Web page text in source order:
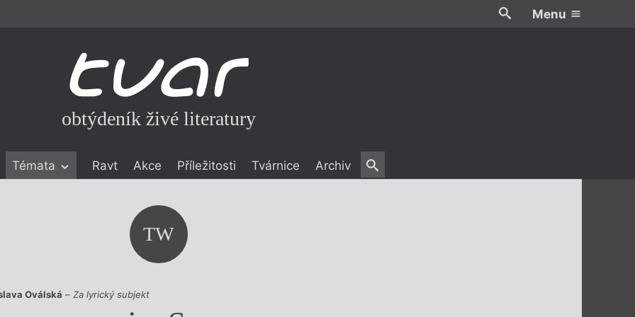
Menu
obtýdeník živé literatury
Témata Ravt Akce Příležitosti Tvárnice Archiv
TW
Oválská – Za lyrický subjekt